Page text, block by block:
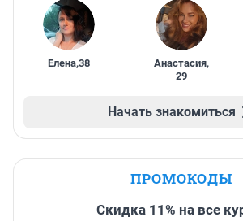
Елена,38 Анастасия,
29
Начать знакомиться
ПРОМОКОДЫ
Скидка 11% на все